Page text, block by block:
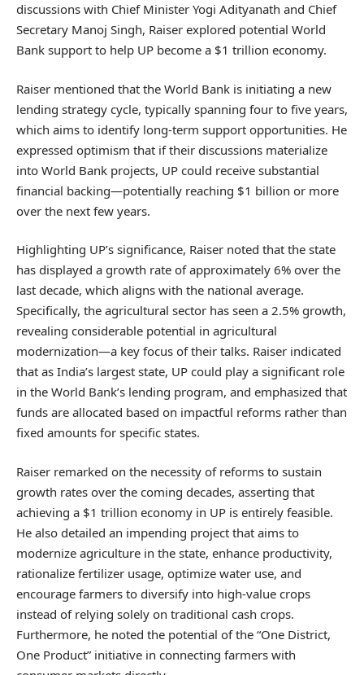
discussions with Chief Minister Yogi Adityanath and Chief
Secretary Manoj Singh, Raiser explored potential World
Bank support to help UP become a $1 trillion economy.
Raiser mentioned that the World Bank is initiating a new
lending strategy cycle, typically spanning four to five years,
which aims to identify long-term support opportunities. He
expressed optimism that if their discussions materialize
into World Bank projects, UP could receive substantial
financial backing—potentially reaching $1 billion or more
over the next few years.
Highlighting UP’s significance, Raiser noted that the state
has displayed a growth rate of approximately 6% over the
last decade, which aligns with the national average.
Specifically, the agricultural sector has seen a 2.5% growth,
revealing considerable potential in agricultural
modernization—a key focus of their talks. Raiser indicated
that as India’s largest state, UP could play a significant role
in the World Bank’s lending program, and emphasized that
funds are allocated based on impactful reforms rather than
fixed amounts for specific states.
Raiser remarked on the necessity of reforms to sustain
growth rates over the coming decades, asserting that
achieving a $1 trillion economy in UP is entirely feasible.
He also detailed an impending project that aims to
modernize agriculture in the state, enhance productivity,
rationalize fertilizer usage, optimize water use, and
encourage farmers to diversify into high-value crops
instead of relying solely on traditional cash crops.
Furthermore, he noted the potential of the “One District,
One Product” initiative in connecting farmers with